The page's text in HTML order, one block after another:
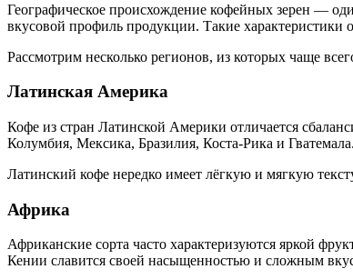
Географическое происхождение кофейных зерен —
вкусовой профиль продукции. Такие характеристики
Рассмотрим несколько регионов, из которых чаще
Латинская Америка
Кофе из стран Латинской Америки отличается
Колумбия, Мексика, Бразилия, Коста-Рика и Гватемала.
Латинский кофе нередко имеет лёгкую и мягкую
Африка
Африканские сорта часто характеризуются яркой
Кении славится своей насыщенностью и сложным